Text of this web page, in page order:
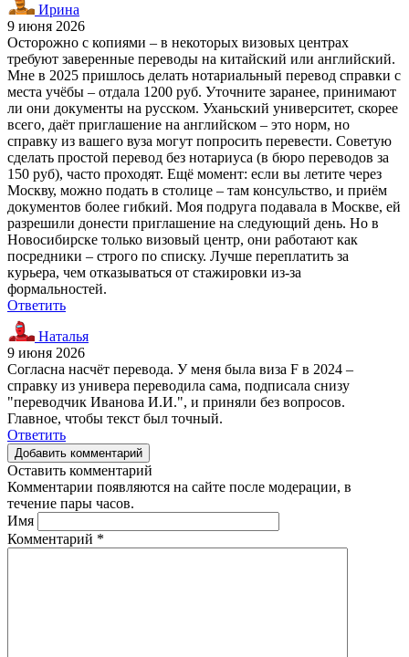
Ирина
9 июня 2026
Осторожно с копиями – в некоторых визовых центрах
требуют заверенные переводы на китайский или английский.
Мне в 2025 пришлось делать нотариальный перевод справки с
места учёбы – отдала 1200 руб. Уточните заранее, принимают
ли они документы на русском. Уханьский университет, скорее
всего, даёт приглашение на английском – это норм, но
справку из вашего вуза могут попросить перевести. Советую
сделать простой перевод без нотариуса (в бюро переводов за
150 руб), часто проходят. Ещё момент: если вы летите через
Москву, можно подать в столице – там консульство, и приём
документов более гибкий. Моя подруга подавала в Москве, ей
разрешили донести приглашение на следующий день. Но в
Новосибирске только визовый центр, они работают как
посредники – строго по списку. Лучше переплатить за
курьера, чем отказываться от стажировки из-за
формальностей.
Ответить
Наталья
9 июня 2026
Согласна насчёт перевода. У меня была виза F в 2024 –
справку из универа переводила сама, подписала снизу
"переводчик Иванова И.И.", и приняли без вопросов.
Главное, чтобы текст был точный.
Ответить
Добавить комментарий
Оставить комментарий
Комментарии появляются на сайте после модерации, в
течение пары часов.
Имя
Комментарий *